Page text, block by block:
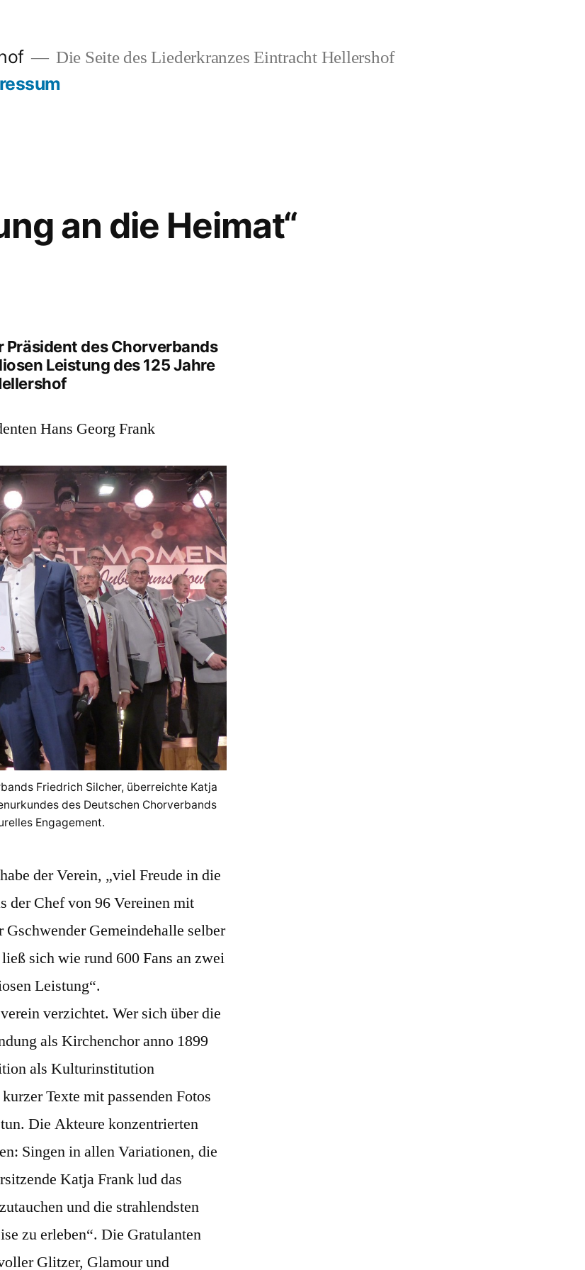
Die Seite des Liederkranzes Eintracht Hellershof
an die Heimat“
Präsident des Chorverbands
Leistung des 125 Jahre
Hans Georg Frank
Friedrich Silcher, überreichte Katja
des Deutschen Chorverbands
Engagement.
der Verein, „viel Freude in die
der Chef von 96 Vereinen mit
Gschwender Gemeindehalle selber
sich wie rund 600 Fans an zwei
Leistung“.
verzichtet. Wer sich über die
als Kirchenchor anno 1899
als Kulturinstitution
Texte mit passenden Fotos
Die Akteure konzentrierten
Singen in allen Variationen, die
Katja Frank lud das
und die strahlendsten
zu erleben“. Die Gratulanten
Glitzer, Glamour und